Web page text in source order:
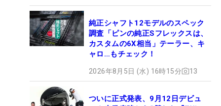
純正シャフト12モデルのスペック
調査「ピンの純正Sフレックスは、
カスタムの6X相当」テーラー、キ
ャロ…もチェック！
2026年8月5日 (水) 16時15分 13
ついに正式発表、9月12日デビュ